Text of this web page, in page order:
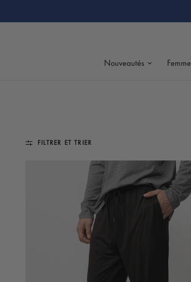
Nouveautés Femme
FILTRER ET TRIER